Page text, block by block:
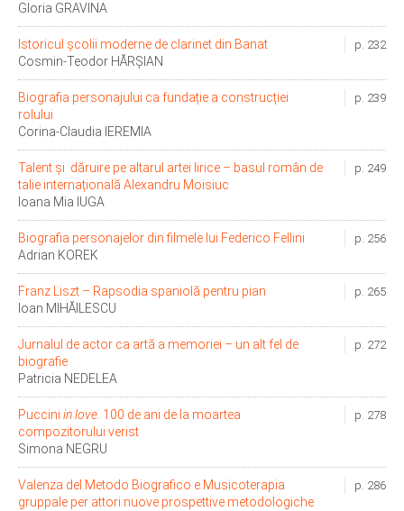
Gloria GRAVINA
p. 232
Istoricul școlii moderne de clarinet din Banat
Cosmin-Teodor HĂRȘIAN
p. 239
Biografia personajului ca fundație a construcției
rolului
Corina-Claudia IEREMIA
p. 249
Talent și dăruire pe altarul artei lirice – basul român de
talie internațională Alexandru Moisiuc
Ioana Mia IUGA
p. 256
Biografia personajelor din filmele lui Federico Fellini
Adrian KOREK
p. 265
Franz Liszt – Rapsodia spaniolă pentru pian
Ioan MIHĂILESCU
p. 272
Jurnalul de actor ca artă a memoriei – un alt fel de
biografie
Patricia NEDELEA
p. 278
Puccini in love . 100 de ani de la moartea
compozitorului verist
Simona NEGRU
p. 286
Valenza del Metodo Biografico e Musicoterapia
gruppale per attori:nuove prospettive metodologiche